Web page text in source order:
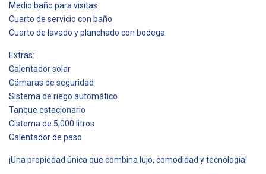
Medio baño para visitas
Cuarto de servicio con baño
Cuarto de lavado y planchado con bodega
Extras:
Calentador solar
Cámaras de seguridad
Sistema de riego automático
Tanque estacionario
Cisterna de 5,000 litros
Calentador de paso
¡Una propiedad única que combina lujo, comodidad y tecnología!